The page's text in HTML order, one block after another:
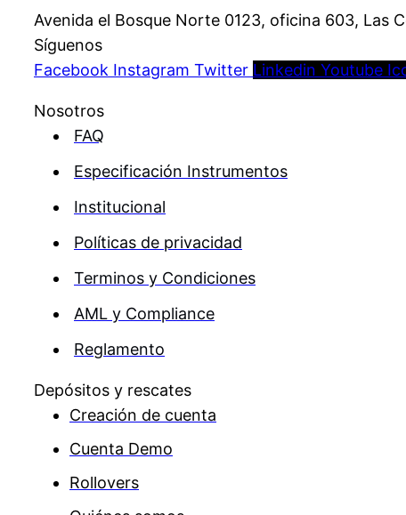
Avenida el Bosque Norte 0123, oficina 603, Las
Síguenos
Facebook Instagram Twitter Linkedin Youtube
Nosotros
FAQ
Especificación Instrumentos
Institucional
Políticas de privacidad
Terminos y Condiciones
AML y Compliance
Reglamento
Depósitos y rescates
Creación de cuenta
Cuenta Demo
Rollovers